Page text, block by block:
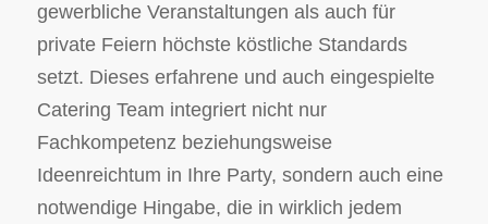
gewerbliche Veranstaltungen als auch für
private Feiern höchste köstliche Standards
setzt. Dieses erfahrene und auch eingespielte
Catering Team integriert nicht nur
Fachkompetenz beziehungsweise
Ideenreichtum in Ihre Party, sondern auch eine
notwendige Hingabe, die in wirklich jedem